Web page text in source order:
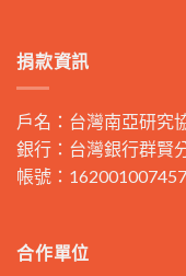
捐款資訊
戶名：台灣南亞研究
銀行：台灣銀行群賢
帳號：162001007457
合作單位